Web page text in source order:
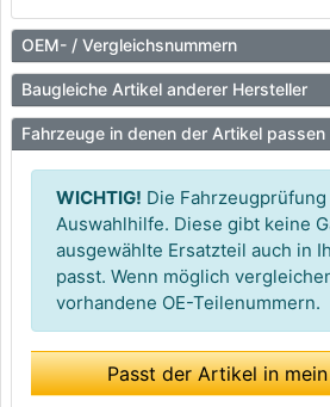
OEM- / Vergleichsnummern
Baugleiche Artikel anderer Hersteller
Fahrzeuge in denen der Artikel
WICHTIG! Die
Auswahlhilfe. Diese gibt keine
ausgewählte Ersatzteil auch in
passt. Wenn möglich
vorhandene OE-Teilenummern.
Passt der Artikel in